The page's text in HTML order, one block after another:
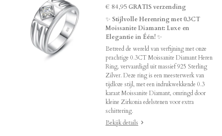
€ 84,95 GRATIS verzending
✨ Stijlvolle Herenring met 0.3CT
Moissanite Diamant: Luxe en
Elegantie in Één!✨
Betreed de wereld van verfijning met onze
prachtige 0.3CT Moissanite Diamant Heren
Ring, vervaardigd uit massief 925 Sterling
Zilver. Deze ring is een meesterwerk van
tijdloze stijl, met een indrukwekkende 0.3
karaat Moissanite Diamant, omringd door
kleine Zirkonia edelstenen voor extra
schittering.
Bekijk details